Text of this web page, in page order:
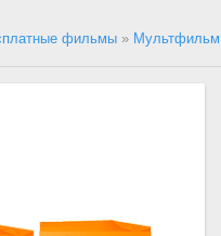
фильмы » Мультфильм